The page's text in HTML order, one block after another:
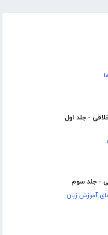
- جلد اول
- جلد سوم
آموزش زبان